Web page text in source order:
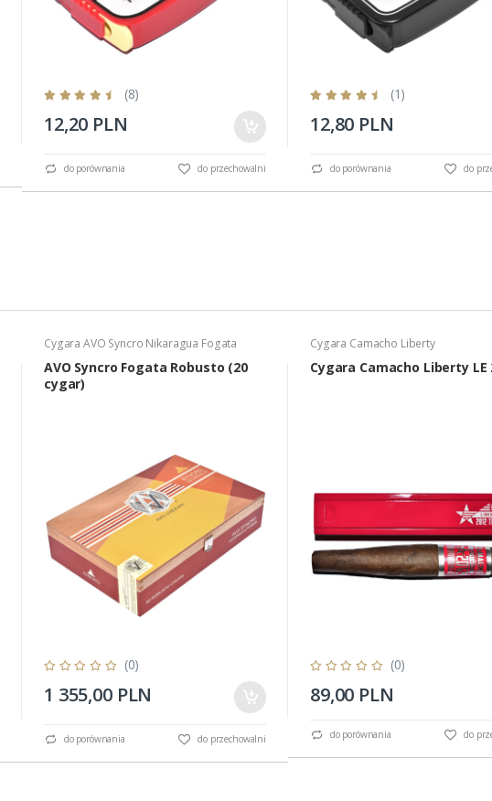
(8)
12,20 PLN
do porównania do przechowalni
(1)
12,80 PLN
do porównania do
Cygara AVO Syncro Nikaragua Fogata
AVO Syncro Fogata Robusto (20
cygar)
(0)
1 355,00 PLN
do porównania do przechowalni
Cygara Camacho Liberty
Cygara Camacho Liberty LE
(0)
89,00 PLN
do porównania do